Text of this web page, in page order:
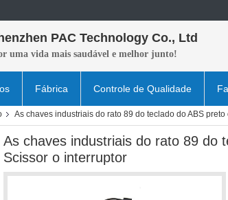
PAC Technology Co., Ltd
uma vida mais saudável e melhor junto!
Fábrica Controle de Qualidade
As chaves industriais do rato 89 do teclado do ABS
As chaves industriais do rato 89 do
Scissor o interruptor